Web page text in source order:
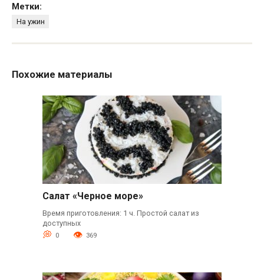
Метки:
На ужин
Похожие материалы
Салат «Черное море»
Время приготовления: 1 ч. Простой салат из
доступных
0 369